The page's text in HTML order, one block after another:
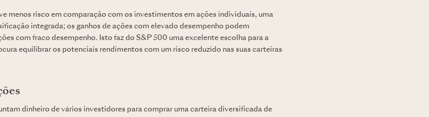
menos risco em comparação com os investimentos em ações individuais, uma
integrada; os ganhos de ações com elevado desempenho podem
com fraco desempenho. Isto faz do S&P 500 uma excelente escolha para a
equilibrar os potenciais rendimentos com um risco reduzido nas suas carteiras
dinheiro de vários investidores para comprar uma carteira diversificada de